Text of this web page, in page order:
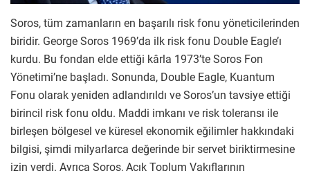
Soros, tüm zamanların en başarılı risk fonu yöneticilerinden
biridir. George Soros 1969’da ilk risk fonu Double Eagle’ı
kurdu. Bu fondan elde ettiği kârla 1973’te Soros Fon
Yönetimi’ne başladı. Sonunda, Double Eagle, Kuantum
Fonu olarak yeniden adlandırıldı ve Soros’un tavsiye ettiği
birincil risk fonu oldu. Maddi imkanı ve risk toleransı ile
birleşen bölgesel ve küresel ekonomik eğilimler hakkındaki
bilgisi, şimdi milyarlarca değerinde bir servet biriktirmesine
izin verdi. Ayrıca Soros, Açık Toplum Vakıflarının